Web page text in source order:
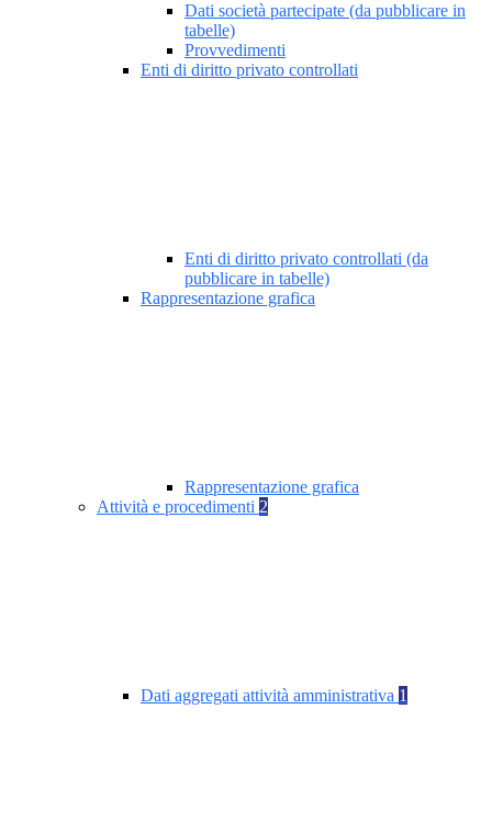
Dati società partecipate (da pubblicare in
tabelle)
Provvedimenti
Enti di diritto privato controllati
Enti di diritto privato controllati (da
pubblicare in tabelle)
Rappresentazione grafica
Rappresentazione grafica
Attività e procedimenti 2
Dati aggregati attività amministrativa 1